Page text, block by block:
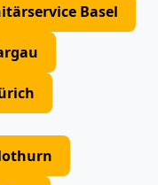
Basel